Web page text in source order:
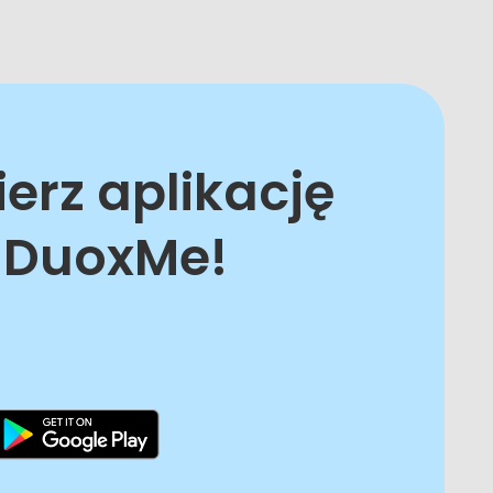
aplikację
DuoxMe!